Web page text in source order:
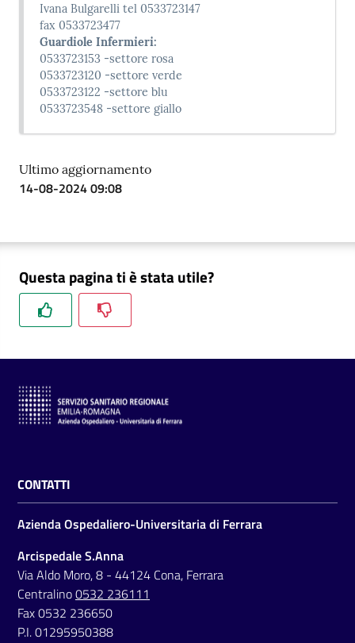
Ivana Bulgarelli tel 0533723147
fax 0533723477
Guardiole Infermieri:
0533723153 -settore rosa
0533723120 -settore verde
0533723122 -settore blu
0533723548 -settore giallo
Ultimo aggiornamento
14-08-2024 09:08
Questa pagina ti è stata utile?
CONTATTI
Azienda Ospedaliero-Universitaria di Ferrara
Arcispedale S.Anna
Via Aldo Moro, 8 - 44124 Cona, Ferrara
Centralino0532 236111
Fax 0532 236650
P.I. 01295950388